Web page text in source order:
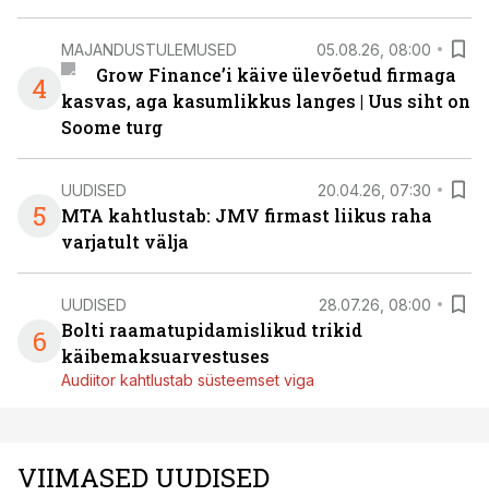
4
MAJANDUSTULEMUSED 05.08.26, 08:00
Grow Finance’i käive ülevõetud firmaga
kasvas, aga kasumlikkus langes | Uus siht on
Soome turg
5
UUDISED 20.04.26, 07:30
MTA kahtlustab: JMV firmast liikus raha
varjatult välja
6
UUDISED 28.07.26, 08:00
Bolti raamatupidamislikud trikid
käibemaksuarvestuses
Audiitor kahtlustab süsteemset viga
VIIMASED UUDISED